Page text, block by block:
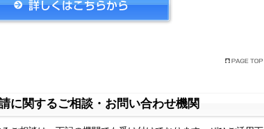
に関するご相談・お問い合わせ機関